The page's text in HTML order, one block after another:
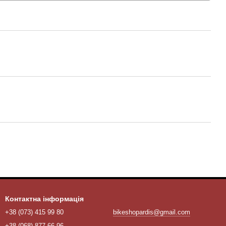
Контактна інформація
+38 (073) 415 99 80
bikeshopardis@gmail.com